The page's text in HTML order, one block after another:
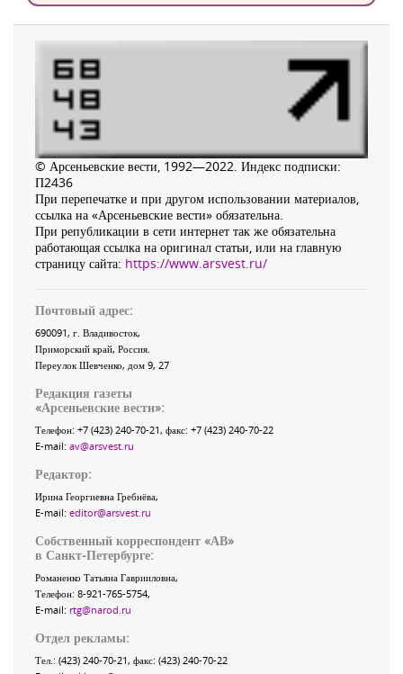
© Арсеньевские вести, 1992—2022. Индекс подписки:
П2436
При перепечатке и при другом использовании материалов,
ссылка на «Арсеньевские вести» обязательна.
При републикации в сети интернет так же обязательна
работающая ссылка на оригинал статьи, или на главную
страницу сайта: https://www.arsvest.ru/
Почтовый адрес:
690091, г. Владивосток,
Приморский край, Россия
Переулок Шевченко, дом 9, 27
Редакция газеты
«Арсеньевские вести»:
Телефон: +7 (423) 240-70-21, факс: +7 (423) 240-70-22
E-mail: av@arsvest.ru
Редактор:
Ирина Георгиевна Гребнёва,
E-mail: editor@arsvest.ru
Собственный корреспондент «АВ»
в Санкт-Петербурге:
Романенко Татьяна Гаврииловна,
Телефон: 8-921-765-5754,
E-mail: rtg@narod.ru
Отдел рекламы:
Тел.: (423) 240-70-21, факс: (423) 240-70-22